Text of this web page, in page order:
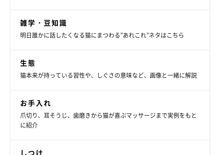
雑学・豆知識
明日誰かに話したくなる猫にまつわる”あれこれ”ネタはこちら
生態
猫本来が持っている習性や、しぐさの意味など、画像と一緒に解説
お手入れ
爪切り、耳そうじ、歯磨きから猫が喜ぶマッサージまで実例をもと
に紹介
しつけ